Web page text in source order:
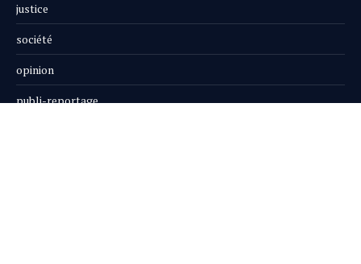
justice
société
opinion
publi-reportage